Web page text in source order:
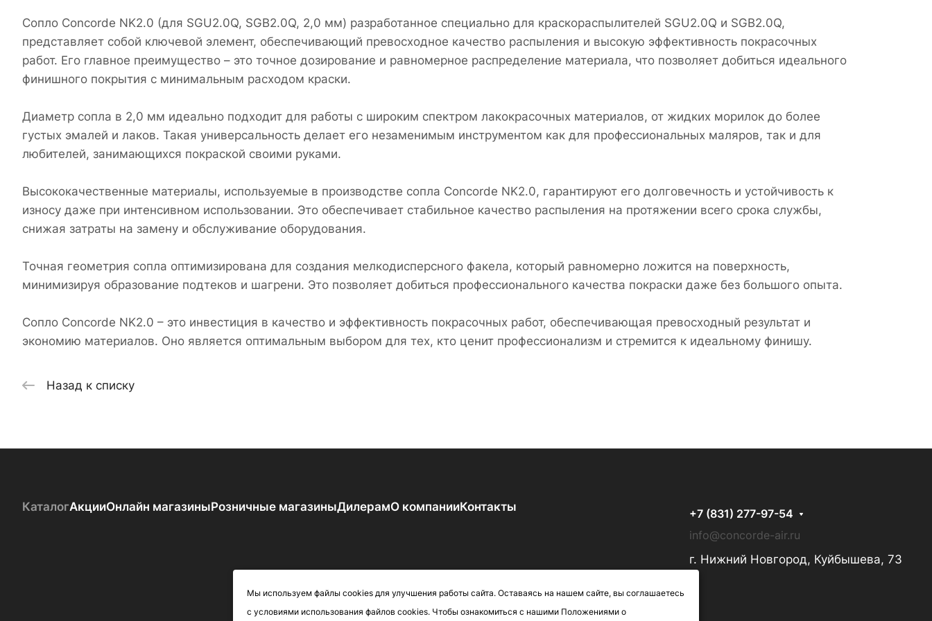
Сопло Concorde NK2.0 (для SGU2.0Q, SGB2.0Q, 2,0 мм) разработанное специально для краскораспылителей SGU2.0Q и SGB2.0Q,
представляет собой ключевой элемент, обеспечивающий превосходное качество распыления и высокую эффективность покрасочных
работ. Его главное преимущество – это точное дозирование и равномерное распределение материала, что позволяет добиться идеального
финишного покрытия с минимальным расходом краски.
Диаметр сопла в 2,0 мм идеально подходит для работы с широким спектром лакокрасочных материалов, от жидких морилок до более
густых эмалей и лаков. Такая универсальность делает его незаменимым инструментом как для профессиональных маляров, так и для
любителей, занимающихся покраской своими руками.
Высококачественные материалы, используемые в производстве сопла Concorde NK2.0, гарантируют его долговечность и устойчивость к
износу даже при интенсивном использовании. Это обеспечивает стабильное качество распыления на протяжении всего срока службы,
снижая затраты на замену и обслуживание оборудования.
Точная геометрия сопла оптимизирована для создания мелкодисперсного факела, который равномерно ложится на поверхность,
минимизируя образование подтеков и шагрени. Это позволяет добиться профессионального качества покраски даже без большого опыта.
Сопло Concorde NK2.0 – это инвестиция в качество и эффективность покрасочных работ, обеспечивающая превосходный результат и
экономию материалов. Оно является оптимальным выбором для тех, кто ценит профессионализм и стремится к идеальному финишу.
Назад к списку
КаталогАкцииОнлайн магазиныРозничные магазиныДилерамО компанииКонтакты
+7 (831) 277-97-54
info@concorde-air.ru
г. Нижний Новгород, Куйбышева, 73
Мы используем файлы cookies для улучшения работы сайта. Оставаясь на нашем сайте, вы соглашаетесь
с условиями использования файлов cookies. Чтобы ознакомиться с нашими Положениями о